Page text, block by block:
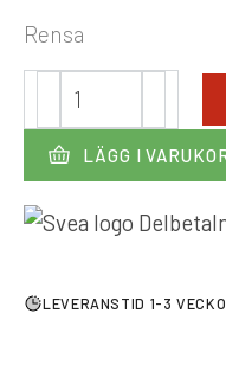
Rensa
LÄGG I
LEVERANSTID 1-3